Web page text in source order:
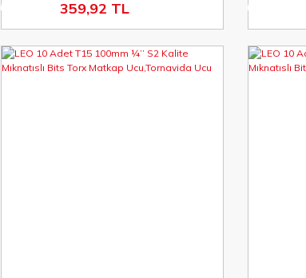
indirim 359,92 TL indirim